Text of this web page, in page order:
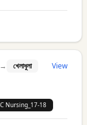
→ খেলাধুলা View
Nursing_17-18